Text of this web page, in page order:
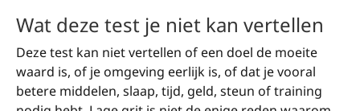
Wat deze test je niet kan vertellen
Deze test kan niet vertellen of een doel de moeite
waard is, of je omgeving eerlijk is, of dat je vooral
betere middelen, slaap, tijd, geld, steun of training